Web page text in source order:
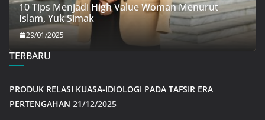
10 Tips Menjadi High Value Woman Menurut
Islam, Yuk Simak
29/01/2025
TERBARU
PRODUK RELASI KUASA-IDIOLOGI PADA TAFSIR ERA
PERTENGAHAN 21/12/2025